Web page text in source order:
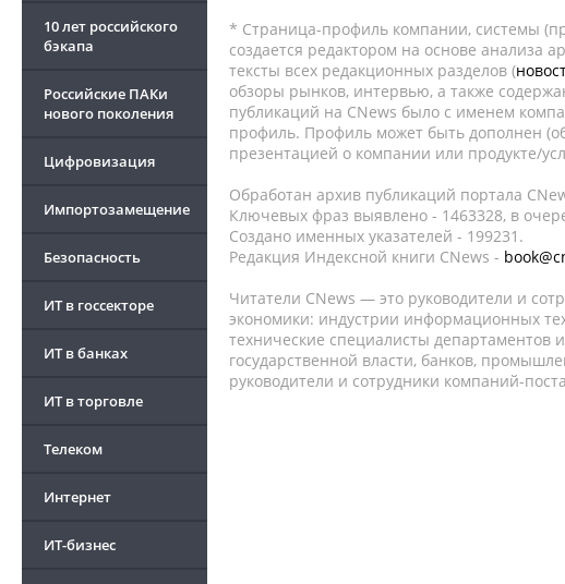
10 лет российского
бэкапа
Российские ПАКи
нового поколения
Цифровизация
Импортозамещение
Безопасность
ИТ в госсекторе
ИТ в банках
ИТ в торговле
Телеком
Интернет
ИТ-бизнес
* Страница-профиль компании, системы
создается редактором на основе анализа
тексты всех редакционных разделов (
обзоры рынков, интервью, а также
публикаций на CNews было с именем
профиль. Профиль может быть дополнен
презентацией о компании или продукте/
Обработан архив публикаций портала
Ключевых фраз выявлено - 1463328, в
Создано именных указателей - 199231.
Редакция Индексной книги CNews -
Читатели CNews — это руководители и
экономики: индустрии информационных
технические специалисты
государственной власти, банков,
руководители и сотрудники компаний-